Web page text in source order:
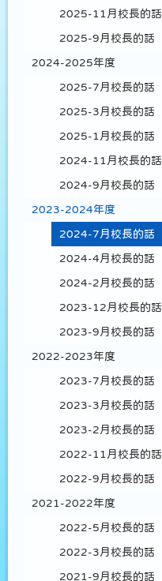
2025-11月校長的話
2025-9月校長的話
2024-2025年度
2025-7月校長的話
2025-3月校長的話
2025-1月校長的話
2024-11月校長的話
2024-9月校長的話
2023-2024年度
2024-7月校長的話
2024-4月校長的話
2024-2月校長的話
2023-12月校長的話
2023-9月校長的話
2022-2023年度
2023-7月校長的話
2023-3月校長的話
2023-2月校長的話
2022-11月校長的話
2022-9月校長的話
2021-2022年度
2022-5月校長的話
2022-3月校長的話
2021-9月校長的話